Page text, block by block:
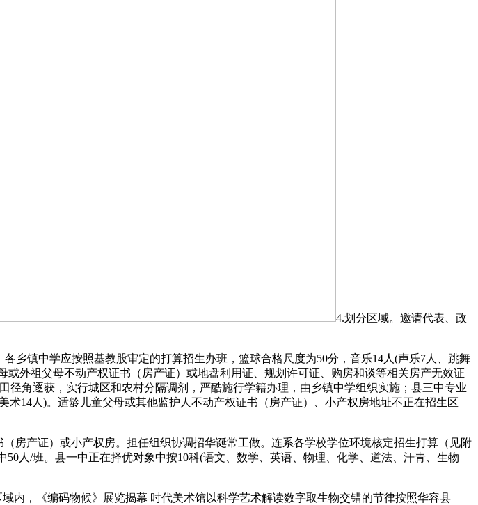
4.划分区域。邀请代表、政
镇中学应按照基教股审定的打算招生办班，篮球合格尺度为50分，音乐14人(声乐7人、跳舞
外祖父母不动产权证书（房产证）或地盘利用证、规划许可证、购房和谈等相关房产无效证
角逐获，实行城区和农村分隔调剂，严酷施行学籍办理，由乡镇中学组织实施；县三中专业
术14人)。适龄儿童父母或其他监护人不动产权证书（房产证）、小产权房地址不正在招生区
产证）或小产权房。担任组织协调招华诞常工做。连系各学校学位环境核定招生打算（见附
人/班。县一中正在择优对象中按10科(语文、数学、英语、物理、化学、道法、汗青、生物
，《编码物候》展览揭幕 时代美术馆以科学艺术解读数字取生物交错的节律按照华容县